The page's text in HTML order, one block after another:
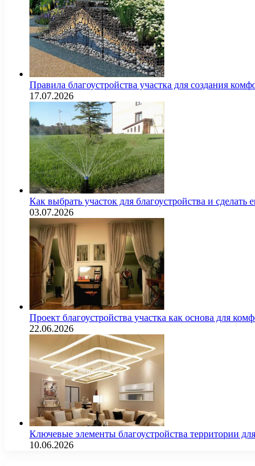
Правила благоустройства участка для создания
17.07.2026
Как выбрать участок для благоустройства и
03.07.2026
Проект благоустройства участка как основа для
22.06.2026
Ключевые элементы благоустройства территории
10.06.2026